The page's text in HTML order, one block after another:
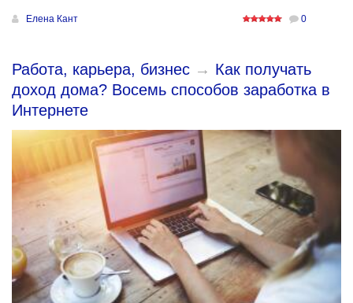
Елена Кант 0
Работа, карьера, бизнес → Как получать
доход дома? Восемь способов заработка в
Интернете